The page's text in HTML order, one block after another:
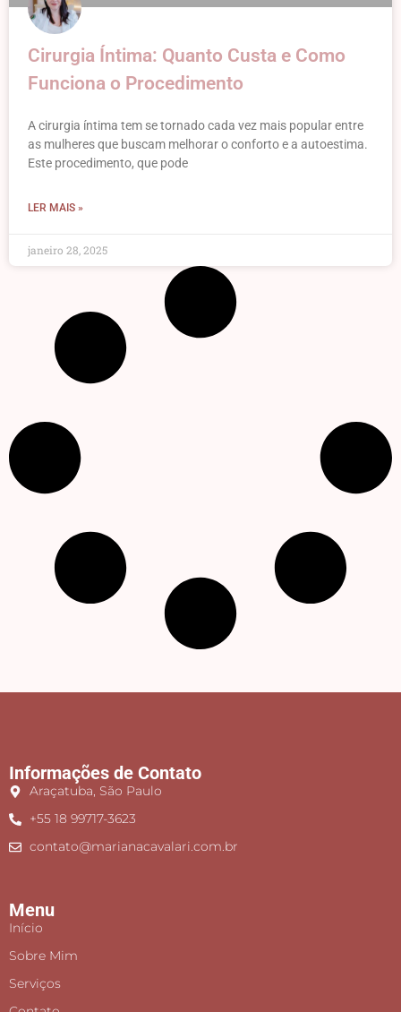
Cirurgia Íntima: Quanto Custa e Como
Funciona o Procedimento
A cirurgia íntima tem se tornado cada vez mais popular entre
as mulheres que buscam melhorar o conforto e a autoestima.
Este procedimento, que pode
LER MAIS »
janeiro 28, 2025
Informações de Contato
Araçatuba, São Paulo
+55 18 99717-3623
contato@marianacavalari.com.br
Menu
Início
Sobre Mim
Serviços